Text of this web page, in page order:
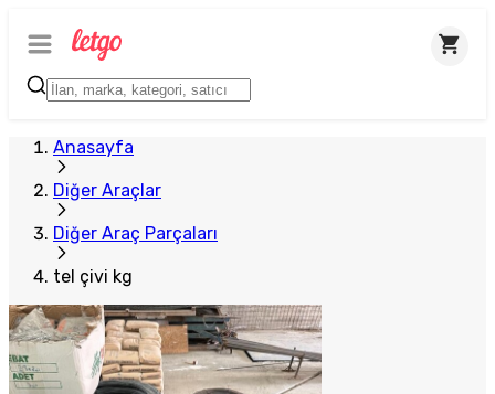
Anasayfa
Diğer Araçlar
Diğer Araç Parçaları
tel çivi kg
Plus Satıcı